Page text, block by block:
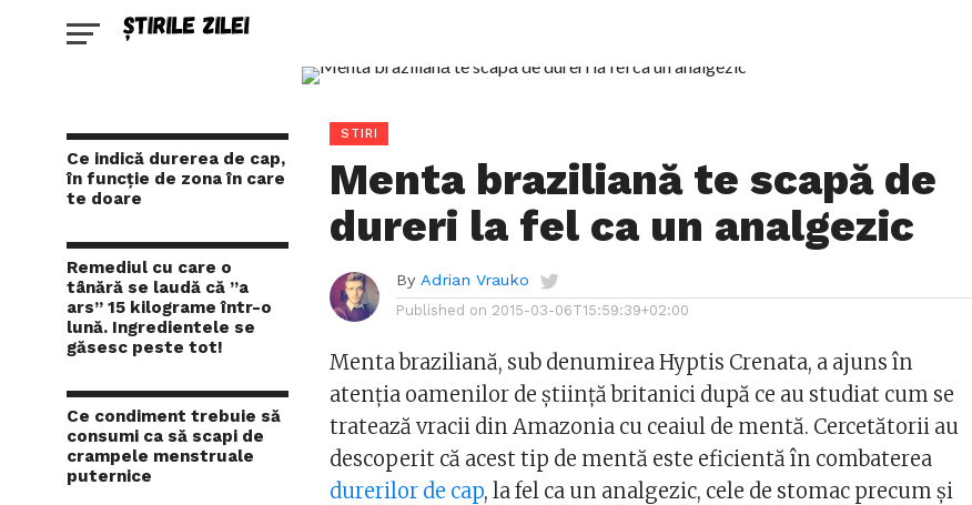
Ce indică durerea de cap,
în funcție de zona în care
te doare
Remediul cu care o
tânără se laudă că ”a
ars” 15 kilograme într-o
lună. Ingredientele se
găsesc peste tot!
Ce condiment trebuie să
consumi ca să scapi de
crampele menstruale
puternice
STIRI
Menta braziliană te scapă de
dureri la fel ca un analgezic
By Adrian Vrauko
Published on 2015-03-06T15:59:39+02:00
Menta braziliană, sub denumirea Hyptis Crenata, a ajuns în
atenția oamenilor de știință britanici după ce au studiat cum se
tratează vracii din Amazonia cu ceaiul de mentă. Cercetătorii au
descoperit că acest tip de mentă este eficientă în combaterea
durerilor de cap, la fel ca un analgezic, cele de stomac precum și